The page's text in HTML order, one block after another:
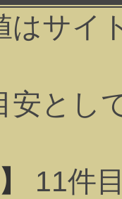
サイ
安とし
11件